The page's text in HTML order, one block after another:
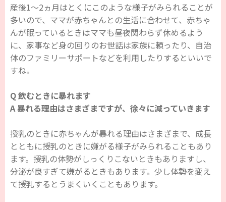
産後1～2ヵ月はとくにこのような様子がみられることが
多いので、ママが赤ちゃんとの生活に合わせて、赤ちゃ
んが眠っているときはママも昼夜関わらず休めるよう
に、家事など身の回りのお世話は家族に頼ったり、自治
体のファミリーサポートなどを利用したりするといいで
すね。
Q 飲むときに暴れます
A 暴れる理由はさまざまですが、徐々に減っていきます
授乳のときに赤ちゃんが暴れる理由はさまざまで、成長
とともに授乳のときに嫌がる様子がみられることもあり
ます。授乳の体勢がしっくりこないときもありますし、
分泌が良すぎて嫌がるときもあります。少し体勢を変え
て授乳するとうまくいくこともあります。